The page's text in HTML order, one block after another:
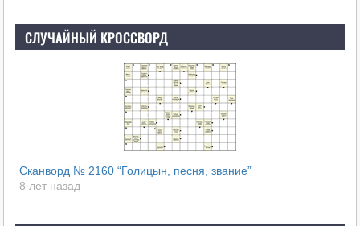
СЛУЧАЙНЫЙ КРОССВОРД
Сканворд № 2160 “Голицын, песня, звание”
8 лет назад